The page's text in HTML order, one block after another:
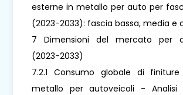
esterne in metallo per auto per
(2023-2033): fascia bassa, media e
7 Dimensioni del mercato per
(2023-2033)
7.2.1 Consumo globale di
metallo per autoveicoli - Analisi